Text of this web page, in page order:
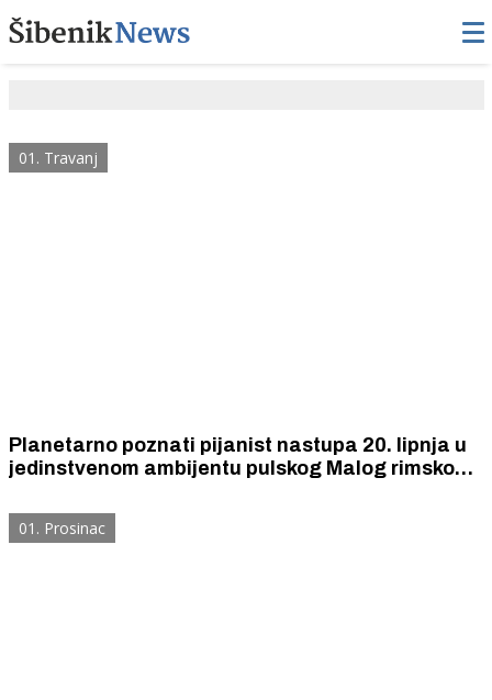
01. Travanj
Planetarno poznati pijanist nastupa 20. lipnja u
jedinstvenom ambijentu pulskog Malog rimskog
Segmenti
01. Prosinac